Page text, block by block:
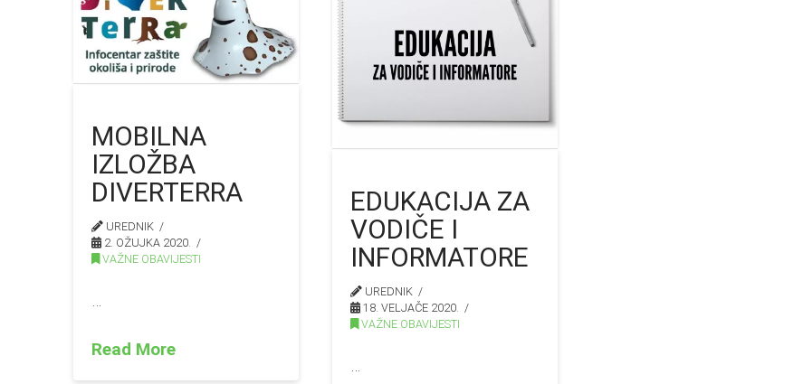
MOBILNA
IZLOŽBA
DIVERTERRA
UREDNIK
2. OŽUJKA 2020.
VAŽNE OBAVIJESTI
Read More
EDUKACIJA ZA
VODIČE I
INFORMATORE
UREDNIK
18. VELJAČE 2020.
VAŽNE OBAVIJESTI
…